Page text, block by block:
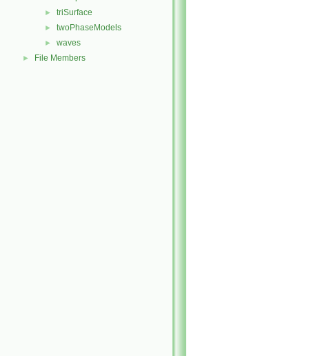
► triSurface
► twoPhaseModels
► waves
► File Members